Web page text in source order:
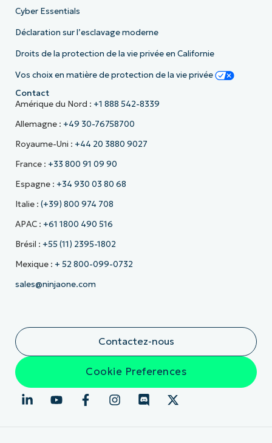
Cyber Essentials
Déclaration sur l’esclavage moderne
Droits de la protection de la vie privée en Californie
Vos choix en matière de protection de la vie privée
Contact
Amérique du Nord : +1 888 542-8339
Allemagne : +49 30-76758700
Royaume-Uni : +44 20 3880 9027
France : +33 800 91 09 90
Espagne : +34 930 03 80 68
Italie : (+39) 800 974 708
APAC : +61 1800 490 516
Brésil : +55 (11) 2395-1802
Mexique : + 52 800-099-0732
sales@ninjaone.com
Contactez-nous
Cookie Preferences